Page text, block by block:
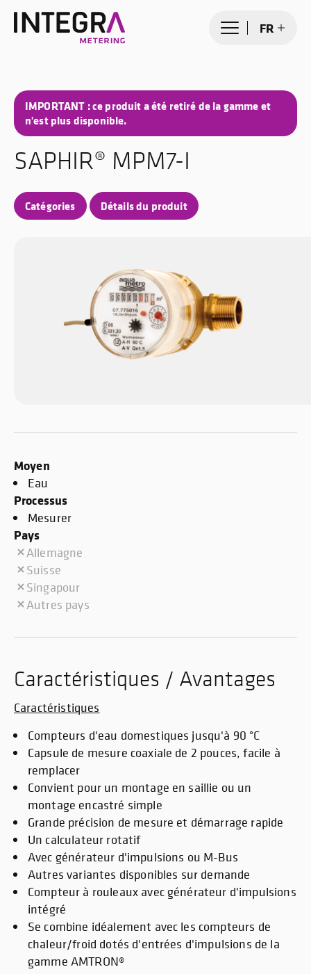
FR
IMPORTANT : ce produit a été retiré de la gamme et
n'est plus disponible.
SAPHIR® MPM7-I
Catégories Détails du produit
Moyen
Eau
Processus
Mesurer
Pays
Allemagne
Suisse
Singapour
Autres pays
Caractéristiques / Avantages
Caractéristiques
Compteurs d'eau domestiques jusqu'à 90 °C
Capsule de mesure coaxiale de 2 pouces, facile à
remplacer
Convient pour un montage en saillie ou un
montage encastré simple
Grande précision de mesure et démarrage rapide
Un calculateur rotatif
Avec générateur d'impulsions ou M-Bus
Autres variantes disponibles sur demande
Compteur à rouleaux avec générateur d'impulsions
intégré
Se combine idéalement avec les compteurs de
chaleur/froid dotés d'entrées d'impulsions de la
gamme AMTRON®